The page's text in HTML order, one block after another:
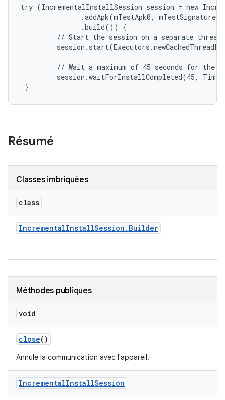
try (IncrementalInstallSession session = new
               .addApk(mTestApk0, mTestSignature0)
               .build()) {
         // Start the session on a separate thread.
// Wait a maximum of 45 seconds for the
session.waitForInstallCompleted(45,
}
Résumé
Classes imbriquées
class
IncrementalInstallSession . Builder
Méthodes publiques
void
close()
Annule la communication avec l'appareil.
IncrementalInstallSession